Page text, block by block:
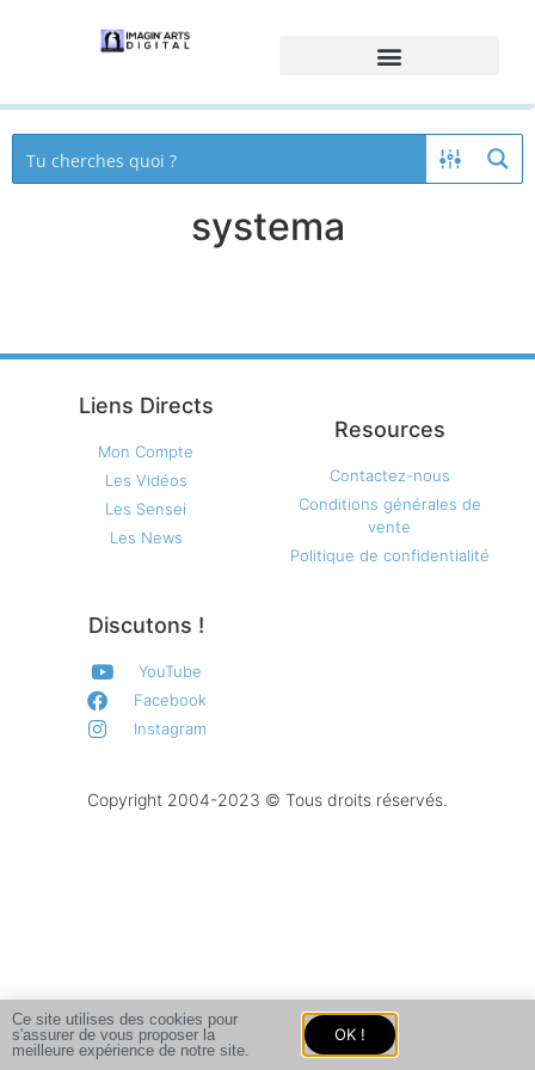
systema
Liens Directs
Mon Compte
Les Vidéos
Les Sensei
Les News
Resources
Contactez-nous
Conditions générales de
vente
Politique de confidentialité
Discutons !
YouTube
Facebook
Instagram
Copyright 2004-2023 © Tous droits réservés.
Ce site utilises des cookies pour
s'assurer de vous proposer la
meilleure expérience de notre site.
OK !